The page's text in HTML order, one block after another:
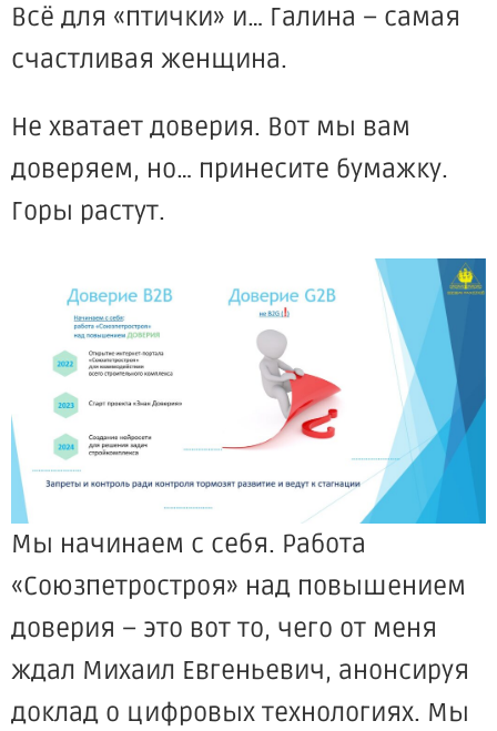
Всё для «птички» и… Галина – самая
счастливая женщина.
Не хватает доверия. Вот мы вам
доверяем, но… принесите бумажку.
Горы растут.
Мы начинаем с себя. Работа
«Союзпетростроя» над повышением
доверия – это вот то, чего от меня
ждал Михаил Евгеньевич, анонсируя
доклад о цифровых технологиях. Мы